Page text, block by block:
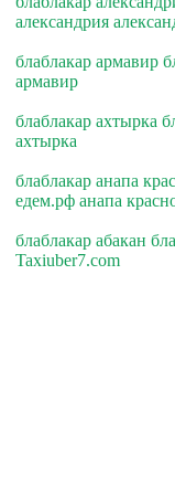
александрия
блаблакар армавир
армавир
блаблакар ахтырка
ахтырка
блаблакар анапа
едем.рф анапа
блаблакар абакан
Taxiuber7.com